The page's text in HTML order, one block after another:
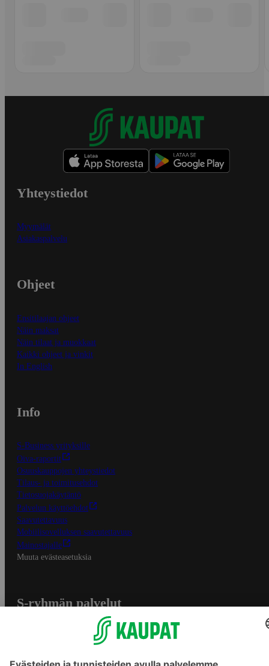
Yhteystiedot
Myymälät
Asiakaspalvelu
Ohjeet
Ensitilaajan ohjeet
Näin maksat
Näin tilaat ja muokkaat
Kaikki ohjeet ja vinkit
In English
Info
S-Business yrityksille
Oiva-raportit
Osuuskauppojen yhteystiedot
Tilaus- ja toimitusehdot
Tietosuojakäytäntö
Palvelun käyttöehdot
Saavutettavuus
Mobiilisovelluksen saavutettavuus
Mainostajalle
Muuta evästeasetuksia
S-ryhmän palvelut